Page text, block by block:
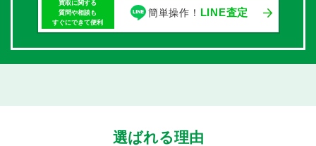
買取に関する
質問や相談も
すぐにできて便利
簡単操作！ LINE査定
選ばれる理由